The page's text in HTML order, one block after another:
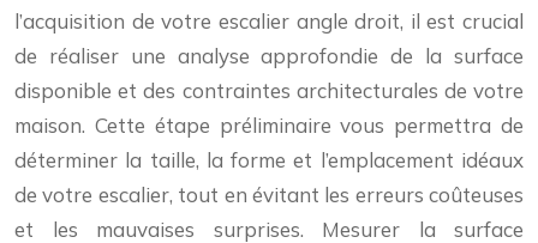
l’acquisition de votre escalier angle droit, il est crucial
de réaliser une analyse approfondie de la surface
disponible et des contraintes architecturales de votre
maison. Cette étape préliminaire vous permettra de
déterminer la taille, la forme et l’emplacement idéaux
de votre escalier, tout en évitant les erreurs coûteuses
et les mauvaises surprises. Mesurer la surface